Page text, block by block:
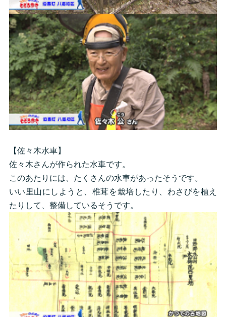
【佐々木水車】
佐々木さんが作られた水車です。
このあたりには、たくさんの水車があったそうです。
いい里山にしようと、椎茸を栽培したり、わさびを植え
たりして、整備しているそうです。